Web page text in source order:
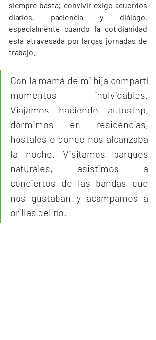
siempre basta; convivir exige acuerdos
diarios, paciencia y diálogo,
especialmente cuando la cotidianidad
está atravesada por largas jornadas de
trabajo.
Con la mamá de mi hija compartí
momentos inolvidables.
Viajamos haciendo autostop,
dormimos en residencias,
hostales o donde nos alcanzaba
la noche. Visitamos parques
naturales, asistimos a
conciertos de las bandas que
nos gustaban y acampamos a
orillas del río.